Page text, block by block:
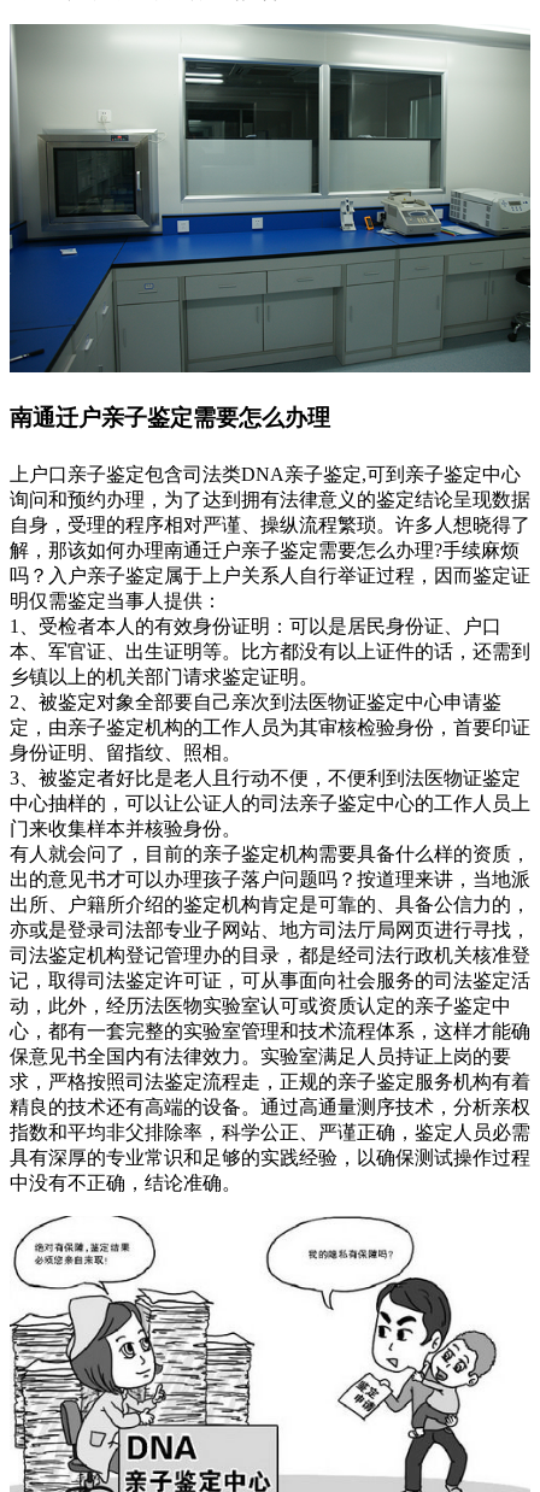
南通迁户亲子鉴定需要怎么办理
上户口亲子鉴定包含司法类DNA亲子鉴定,可到亲子鉴定中心
询问和预约办理，为了达到拥有法律意义的鉴定结论呈现数据
自身，受理的程序相对严谨、操纵流程繁琐。许多人想晓得了
解，那该如何办理南通迁户亲子鉴定需要怎么办理?手续麻烦
吗？入户亲子鉴定属于上户关系人自行举证过程，因而鉴定证
明仅需鉴定当事人提供：
1、受检者本人的有效身份证明：可以是居民身份证、户口
本、军官证、出生证明等。比方都没有以上证件的话，还需到
乡镇以上的机关部门请求鉴定证明。
2、被鉴定对象全部要自己亲次到法医物证鉴定中心申请鉴
定，由亲子鉴定机构的工作人员为其审核检验身份，首要印证
身份证明、留指纹、照相。
3、被鉴定者好比是老人且行动不便，不便利到法医物证鉴定
中心抽样的，可以让公证人的司法亲子鉴定中心的工作人员上
门来收集样本并核验身份。
有人就会问了，目前的亲子鉴定机构需要具备什么样的资质，
出的意见书才可以办理孩子落户问题吗？按道理来讲，当地派
出所、户籍所介绍的鉴定机构肯定是可靠的、具备公信力的，
亦或是登录司法部专业子网站、地方司法厅局网页进行寻找，
司法鉴定机构登记管理办的目录，都是经司法行政机关核准登
记，取得司法鉴定许可证，可从事面向社会服务的司法鉴定活
动，此外，经历法医物实验室认可或资质认定的亲子鉴定中
心，都有一套完整的实验室管理和技术流程体系，这样才能确
保意见书全国内有法律效力。实验室满足人员持证上岗的要
求，严格按照司法鉴定流程走，正规的亲子鉴定服务机构有着
精良的技术还有高端的设备。通过高通量测序技术，分析亲权
指数和平均非父排除率，科学公正、严谨正确，鉴定人员必需
具有深厚的专业常识和足够的实践经验，以确保测试操作过程
中没有不正确，结论准确。